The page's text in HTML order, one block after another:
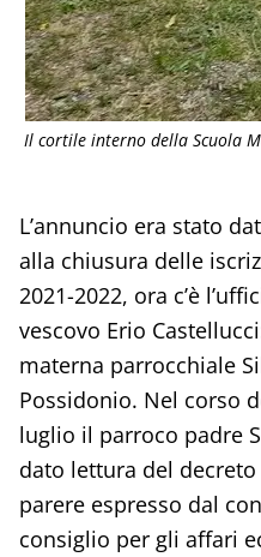
Il cortile interno della Scuola
L’annuncio era stato
alla chiusura delle
2021-2022, ora c’è
vescovo Erio
materna parrocchiale
Possidonio. Nel corso
luglio il parroco padre
dato lettura del
parere espresso dal
consiglio per gli affari